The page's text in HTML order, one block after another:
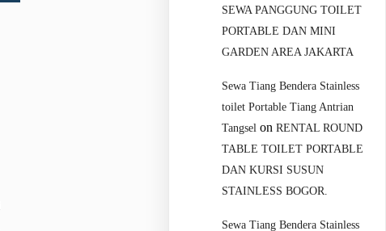
SEWA PANGGUNG TOILET
PORTABLE DAN MINI
GARDEN AREA JAKARTA
Sewa Tiang Bendera Stainless
toilet Portable Tiang Antrian
Tangsel onRENTAL ROUND
TABLE TOILET PORTABLE
DAN KURSI SUSUN
STAINLESS BOGOR.
Sewa Tiang Bendera Stainless